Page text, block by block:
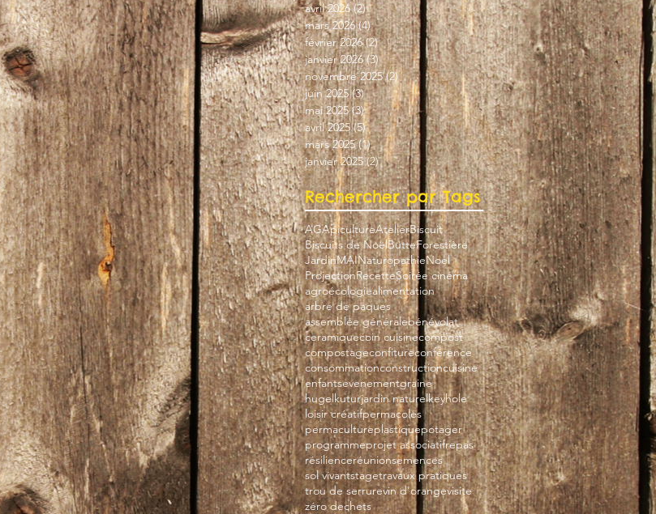
avril 2026 (2)2 posts
mars 2026 (4)4 posts
février 2026 (2)2 posts
janvier 2026 (3)3 posts
novembre 2025 (2)2 posts
juin 2025 (3)3 posts
mai 2025 (3)3 posts
avril 2025 (5)5 posts
mars 2025 (1)1 post
janvier 2025 (2)2 posts
Rechercher par Tags
AGApicultureAtelierBiscuit
Biscuits de NoëlButteForestière
JardinMAINaturopathieNoel
ProjectionRecetteSoirée cinéma
agroécologiealimentation
arbre de paques
assemblée généralebénévolat
ceramiquecoin cuisinecompost
compostageconfitureconférence
consommationconstructioncuisine
enfantsevenementgraine
hugelkuturjardin naturelkeyhole
loisir créatifpermacoles
permacultureplastiquepotager
programmeprojet associatifrepas
résilienceréunionsemences
sol vivantstagetravaux pratiques
trou de serrurevin d'orangevisite
zéro dechets